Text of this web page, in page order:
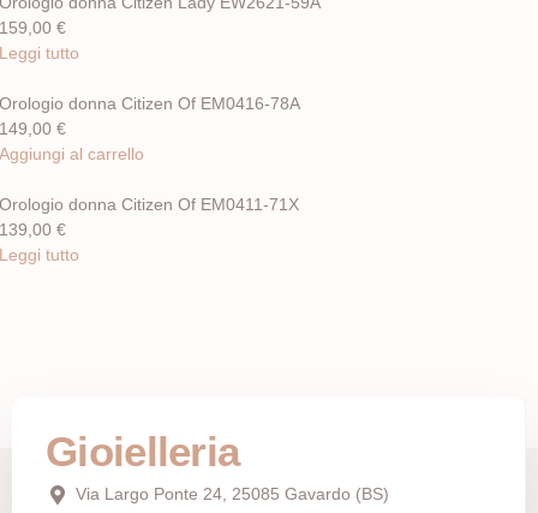
159,00 €
Leggi tutto
Orologio donna Citizen Of EM0416-78A
149,00 €
Aggiungi al carrello
Orologio donna Citizen Of EM0411-71X
139,00 €
Leggi tutto
Gioielleria
Via Largo Ponte 24, 25085 Gavardo (BS)